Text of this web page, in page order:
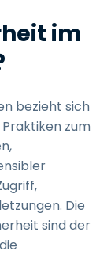
im
bezieht sich
zum
Die
sind der